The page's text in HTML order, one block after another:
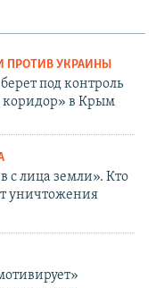
ПРОТИВ УКРАИНЫ
под контроль
коридор» в Крым
с лица земли». Кто
уничтожения